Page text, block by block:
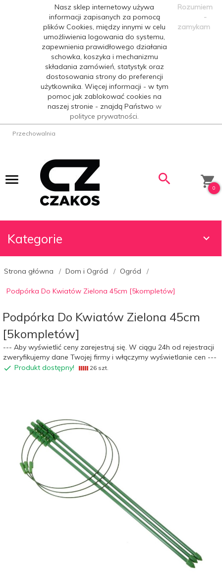
Nasz sklep internetowy używa
informacji zapisanych za pomocą
plików Cookies, między innymi w celu
umożliwienia logowania do systemu,
zapewnienia prawidłowego działania
schowka, koszyka i mechanizmu
składania zamówień, statystyk oraz
dostosowania strony do preferencji
użytkownika. Więcej informacji - w tym
pomoc jak zablokować cookies na
naszej stronie - znajdą Państwo w
polityce prywatności.
Rozumiem
-
zamykam
Przechowalnia
0
Kategorie
Strona główna Dom i Ogród Ogród
Podpórka Do Kwiatów Zielona 45cm [5kompletów]
Podpórka Do Kwiatów Zielona 45cm
[5kompletów]
--- Aby wyświetlić ceny zarejestruj się. W ciągu 24h od rejestracji
zweryfikujemy dane Twojej firmy i włączymy wyświetlanie cen ---
Produkt dostępny!
26 szt.